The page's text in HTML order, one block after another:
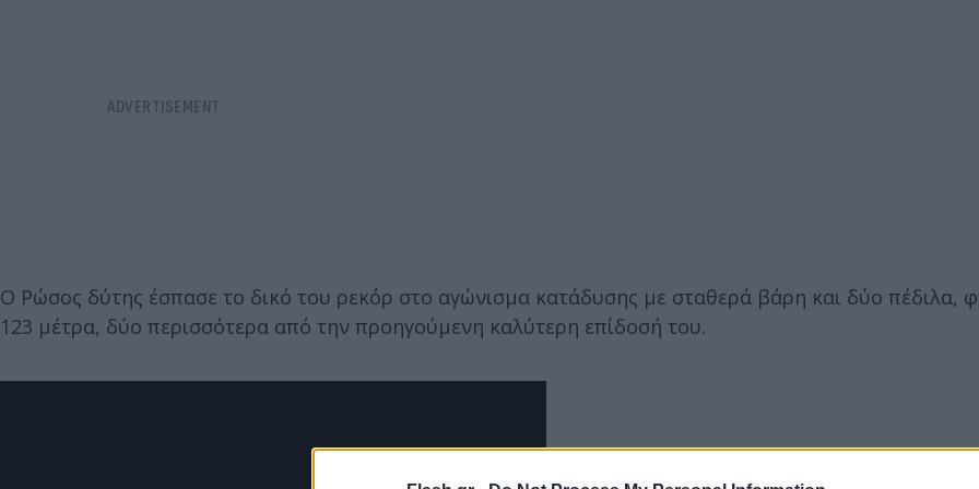
Ο Ρώσος δύτης έσπασε το δικό του ρεκόρ στο αγώνισμα κατάδυσης με σταθερά βάρη και δύο πέδιλα,
123 μέτρα, δύο περισσότερα από την προηγούμενη καλύτερη επίδοσή του.